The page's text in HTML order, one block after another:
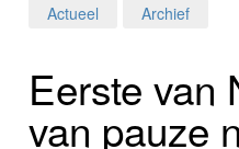
Home
Programma's
Actueel Archief
Eerste van
van pauze